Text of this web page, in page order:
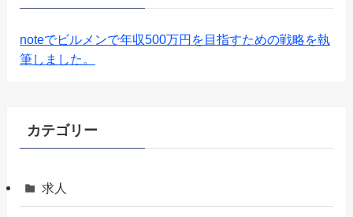
noteでビルメンで年収500万円を目指すための戦略を執
筆しました。
カテゴリー
求人